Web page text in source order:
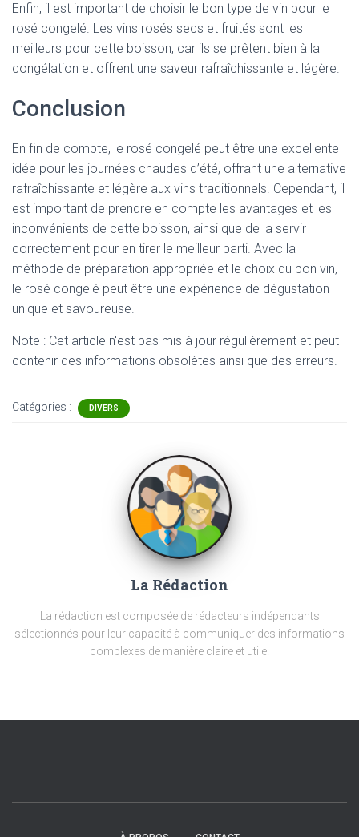
Enfin, il est important de choisir le bon type de vin pour le
rosé congelé. Les vins rosés secs et fruités sont les
meilleurs pour cette boisson, car ils se prêtent bien à la
congélation et offrent une saveur rafraîchissante et légère.
Conclusion
En fin de compte, le rosé congelé peut être une excellente
idée pour les journées chaudes d’été, offrant une alternative
rafraîchissante et légère aux vins traditionnels. Cependant, il
est important de prendre en compte les avantages et les
inconvénients de cette boisson, ainsi que de la servir
correctement pour en tirer le meilleur parti. Avec la
méthode de préparation appropriée et le choix du bon vin,
le rosé congelé peut être une expérience de dégustation
unique et savoureuse.
Note : Cet article n'est pas mis à jour régulièrement et peut
contenir des informations obsolètes ainsi que des erreurs.
Catégories : DIVERS
La Rédaction
La rédaction est composée de rédacteurs indépendants
sélectionnés pour leur capacité à communiquer des informations
complexes de manière claire et utile.